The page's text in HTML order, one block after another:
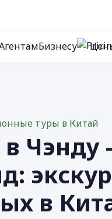
Бизнесу
туры в Китай
в
в